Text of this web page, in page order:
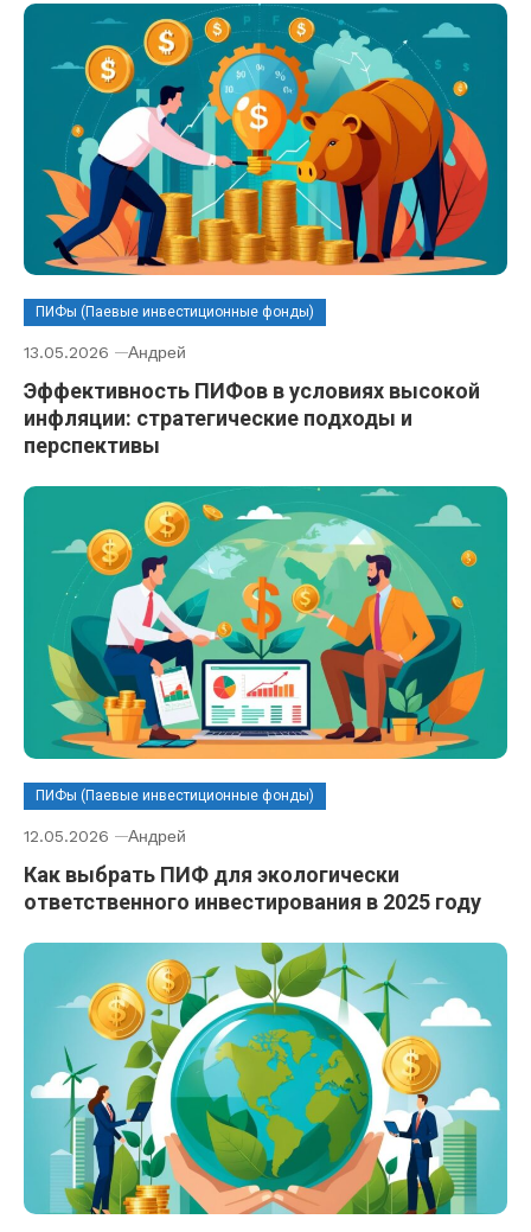
ПИФы (Паевые инвестиционные фонды)
13.05.2026 Андрей
Эффективность ПИФов в условиях высокой
инфляции: стратегические подходы и
перспективы
ПИФы (Паевые инвестиционные фонды)
12.05.2026 Андрей
Как выбрать ПИФ для экологически
ответственного инвестирования в 2025 году